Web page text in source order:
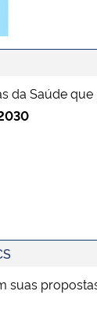
da Saúde
suas